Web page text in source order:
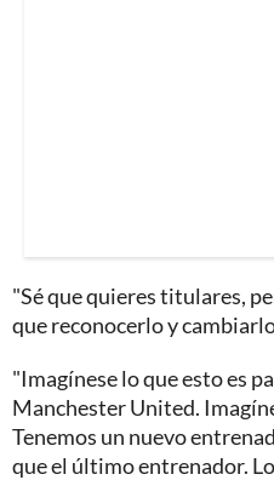
"Sé que quieres titulares,
que reconocerlo y
"Imagínese lo que esto es
Manchester United.
Tenemos un nuevo
que el último entrenador.